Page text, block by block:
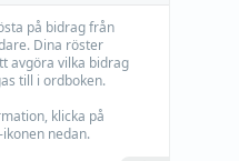
på bidrag från
Dina röster
avgöra vilka bidrag
till i ordboken.
klicka på
nedan.